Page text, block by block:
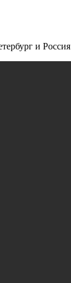
и Россия